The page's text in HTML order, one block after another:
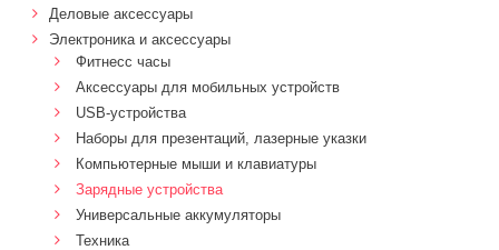
Деловые аксессуары
Электроника и аксессуары
Фитнесс часы
Аксессуары для мобильных устройств
USB-устройства
Наборы для презентаций, лазерные указки
Компьютерные мыши и клавиатуры
Зарядные устройства
Универсальные аккумуляторы
Техника